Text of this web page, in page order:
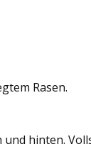
Rasen.
hinten.